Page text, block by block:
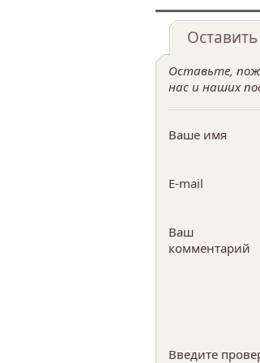
Оставьте,
нас и наших
Ваше имя
E-mail
Ваш
комментарий
Введите